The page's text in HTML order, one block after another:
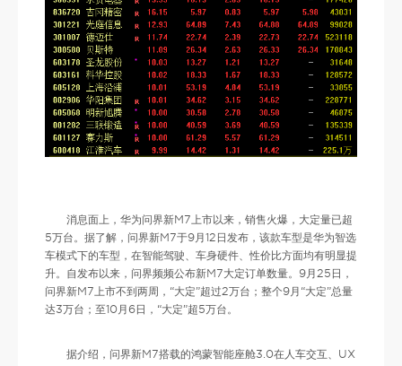
消息面上，华为问界新M7上市以来，销售火爆，大定量已超
5万台。据了解，问界新M7于9月12日发布，该款车型是华为智选
车模式下的车型，在智能驾驶、车身硬件、性价比方面均有明显提
升。自发布以来，问界频频公布新M7大定订单数量。9月25日，
问界新M7上市不到两周，“大定”超过2万台；整个9月“大定”总量
达3万台；至10月6日，“大定”超5万台。
据介绍，问界新M7搭载的鸿蒙智能座舱3.0在人车交互、UX